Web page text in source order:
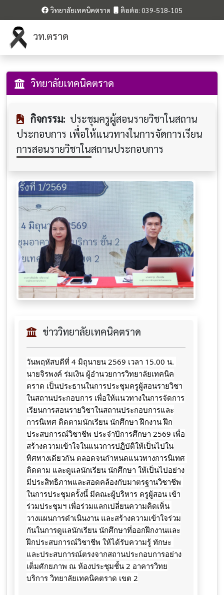
วิทยาลัยเทคนิคตราด ติอต่อ: 039-518-105
วท.ตราด
วิทยาลัยเทคนิคตราด
กิจกรรม: ประชุมครูผู้สอนรายวิชาในสถาน
ประกอบการ เพื่อให้แนวทางในการจัดการเรียน
การสอนรายวิชาในสถานประกอบการ
ข่าววิทยาลัยเทคนิคตราด
วันพฤหัสบดีที่ 4 มิถุนายน 2569 เวลา 15.00 น.
นายจิรพงค์ ร่มเงิน ผู้อำนวยการวิทยาลัยเทคนิค
ตราด เป็นประธานในการประชุมครูผู้สอนรายวิชา
ในสถานประกอบการ เพื่อให้แนวทางในการจัดการ
เรียนการสอนรายวิชาในสถานประกอบการและ
การนิเทศ ติดตามนักเรียน นักศึกษา ฝึกงาน ฝึก
ประสบการณ์วิชาชีพ ประจำปีการศึกษา 2569 เพื่อ
สร้างความเข้าใจในแนวการปฏิบัติให้เป็นไปใน
ทิศทางเดียวกัน ตลอดจนกำหนดแนวทางการนิเทศ
ติดตาม และดูแลนักเรียน นักศึกษา ให้เป็นไปอย่าง
มีประสิทธิภาพและสอดคล้องกับมาตรฐานวิชาชีพ
ในการประชุมครั้งนี้ มีคณะผู้บริหาร ครูผู้สอน เข้า
ร่วมประชุมฯ เพื่อร่วมแลกเปลี่ยนความคิดเห็น
วางแผนการดำเนินงาน และสร้างความเข้าใจร่วม
กันในการดูแลนักเรียน นักศึกษาที่ออกฝึกงานและ
ฝึกประสบการณ์วิชาชีพ ให้ได้รับความรู้ ทักษะ
และประสบการณ์ตรงจากสถานประกอบการอย่าง
เต็มศักยภาพ ณ ห้องประชุมชั้น 2 อาคารวิทย
บริการ วิทยาลัยเทคนิคตราด เขต 2